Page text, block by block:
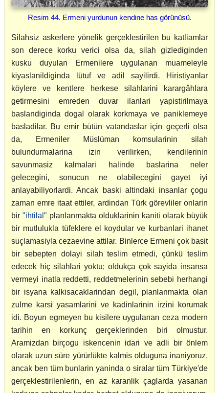
Resim 44. Ermeni yurdunun kendine has görünüsü.
Silahsiz askerlere yönelik gerçeklestirilen bu katliamlar
son derece korku verici olsa da, silah gizlediginden
kusku duyulan Ermenilere uygulanan muameleyle
kiyaslanildiginda lütuf ve adil sayilirdi. Hiristiyanlar
köylere ve kentlere herkese silahlarini karargâhlara
getirmesini emreden duvar ilanlari yapistirilmaya
baslandiginda dogal olarak korkmaya ve paniklemeye
basladilar. Bu emir bütün vatandaslar için geçerli olsa
da, Ermeniler Müslüman komsularinin silah
bulundurmalarina izin verilirken, kendilerinin
savunmasiz kalmalari halinde baslarina neler
gelecegini, sonucun ne olabilecegini gayet iyi
anlayabiliyorlardi. Ancak baski altindaki insanlar çogu
zaman emre itaat ettiler, ardindan Türk görevliler onlarin
bir "ihtilal" planlanmakta olduklarinin kaniti olarak büyük
bir mutlulukla tüfeklere el koydular ve kurbanlari ihanet
suçlamasiyla cezaevine attilar. Binlerce Ermeni çok basit
bir sebepten dolayi silah teslim etmedi, çünkü teslim
edecek hiç silahlari yoktu; oldukça çok sayida insansa
vermeyi inatla reddetti, reddetmelerinin sebebi herhangi
bir isyana kalkisacaklarindan degil, planlanmakta olan
zulme karsi yasamlarini ve kadinlarinin irzini korumak
idi. Boyun egmeyen bu kisilere uygulanan ceza modern
tarihin en korkunç gerçeklerinden biri olmustur.
Aramizdan birçogu iskencenin idari ve adli bir önlem
olarak uzun süre yürürlükte kalmis olduguna inaniyoruz,
ancak ben tüm bunlarin yaninda o siralar tüm Türkiye'de
gerçeklestirilenlerin, en az karanlik çaglarda yasanan